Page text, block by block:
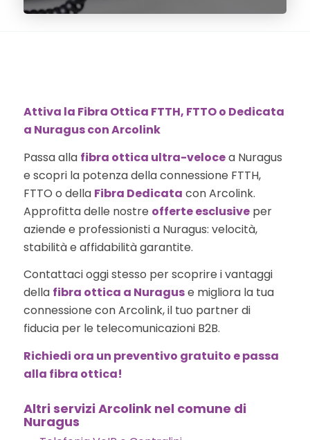
Attiva la Fibra Ottica FTTH, FTTO o Dedicata
a Nuragus con Arcolink
Passa alla fibra ottica ultra-velocea Nuragus
e scopri la potenza della connessione FTTH,
FTTO o della Fibra Dedicata con Arcolink.
Approfitta delle nostre offerte esclusiveper
aziende e professionisti a Nuragus: velocità,
stabilità e affidabilità garantite.
Contattaci oggi stesso per scoprire i vantaggi
della fibra ottica a Nuraguse migliora la tua
connessione con Arcolink, il tuo partner di
fiducia per le telecomunicazioni B2B.
Richiedi ora un preventivo gratuito e passa
alla fibra ottica!
Altri servizi Arcolink nel comune di
Nuragus